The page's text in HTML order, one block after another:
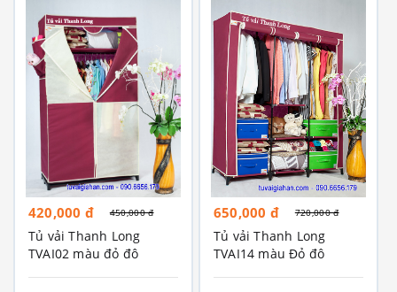
420,000 đ 450,000 đ
Tủ vải Thanh Long
TVAI02 màu đỏ đô
650,000 đ 720,000 đ
Tủ vải Thanh Long
TVAI14 màu Đỏ đô